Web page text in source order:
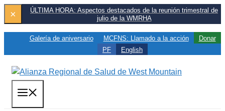
contenido
×
ÚLTIMA HORA: Aspectos destacados de la reunión trimestral de
julio de la WMRHA
Galería de aniversario MCFNS: Llamado a la acción
Donar
PF
English